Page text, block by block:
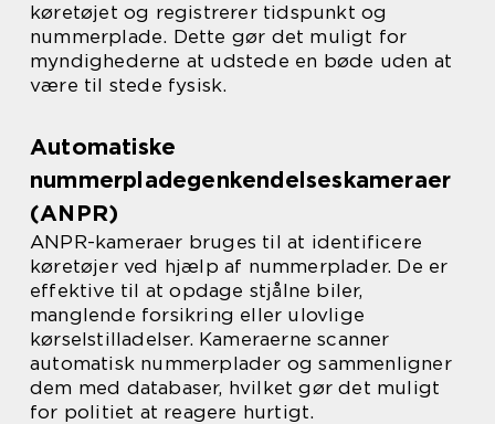
køretøjet og registrerer tidspunkt og
nummerplade. Dette gør det muligt for
myndighederne at udstede en bøde uden at
være til stede fysisk.
Automatiske
nummerpladegenkendelseskameraer
(ANPR)
ANPR-kameraer bruges til at identificere
køretøjer ved hjælp af nummerplader. De er
effektive til at opdage stjålne biler,
manglende forsikring eller ulovlige
kørselstilladelser. Kameraerne scanner
automatisk nummerplader og sammenligner
dem med databaser, hvilket gør det muligt
for politiet at reagere hurtigt.